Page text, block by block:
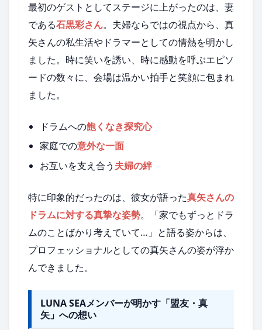
最初のゲストとしてステージに上がったのは、妻
である石黒彩さん。夫婦ならではの視点から、真
矢さんの私生活やドラマーとしての情熱を明かし
ました。時に笑いを誘い、時に感動を呼ぶエピソ
ードの数々に、会場は温かい拍手と笑顔に包まれ
ました。
ドラムへの飽くなき探究心
家庭での意外な一面
お互いを支え合う 夫婦の絆
特に印象的だったのは、彼女が語った真矢さんの
ドラムに対する真摯な姿勢。「家でもずっとドラ
ムのことばかり考えていて…」と語る姿からは、
プロフェッショナルとしての真矢さんの姿が浮か
んできました。
LUNA SEAメンバーが明かす「盟友・真
矢」への想い